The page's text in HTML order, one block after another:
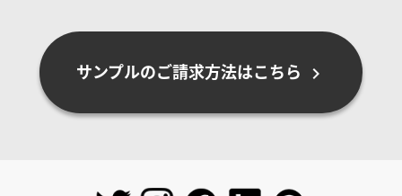
サンプルのご請求方法はこちら chevron_right